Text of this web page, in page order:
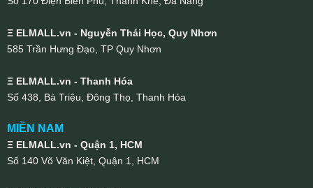
Ξ ELMALL.vn - Nguyễn Thái Học, Quy Nhơn
585 Trần Hưng Đạo, TP Quy Nhơn
Ξ ELMALL.vn - Thanh Hóa
Số 438, Bà Triệu, Đông Thọ, Thanh Hóa
MIỀN NAM
Ξ ELMALL.vn - Quận 1, HCM
Số 140 Võ Văn Kiệt, Quận 1, HCM